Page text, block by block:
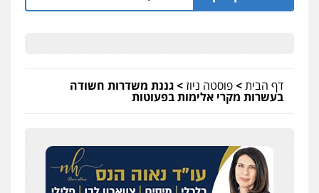
דף הבית>פוסטה ניוז>גננת משדרות חשודה
בעשרות מקרי אלימות בפעוטות